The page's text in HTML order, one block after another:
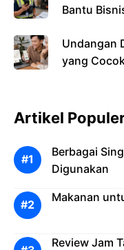
Bantu
Undangan
yang
Artikel
Berbagai
Digunakan
Makanan
Review Jam